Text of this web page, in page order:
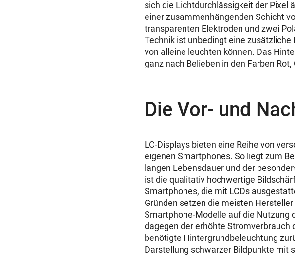
sich die Lichtdurchlässigkeit der Pixel
einer zusammenhängenden Schicht
transparenten Elektroden und zwei
Technik ist unbedingt eine
von alleine leuchten können. Das
ganz nach Belieben in den Farben Rot,
Die Vor- und
LC-Displays bieten eine Reihe von
eigenen Smartphones. So liegt zum
langen Lebensdauer und der
ist die qualitativ hochwertige
Smartphones, die mit LCDs
Gründen setzen die meisten
Smartphone-Modelle auf die Nutzung
dagegen der erhöhte Stromverbrauch
benötigte Hintergrundbeleuchtung
Darstellung schwarzer Bildpunkte mit